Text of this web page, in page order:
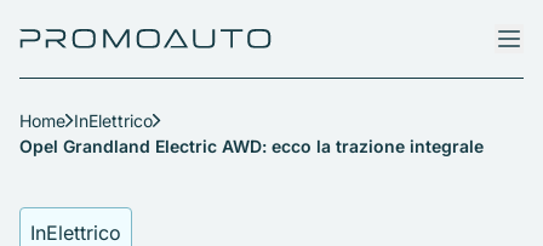
Home InElettrico
Opel Grandland Electric AWD: ecco la trazione integrale
InElettrico